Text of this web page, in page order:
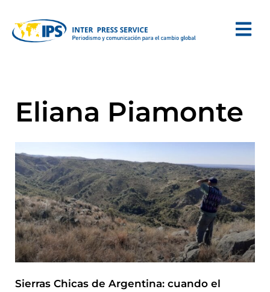
Eliana Piamonte
Sierras Chicas de Argentina: cuando el